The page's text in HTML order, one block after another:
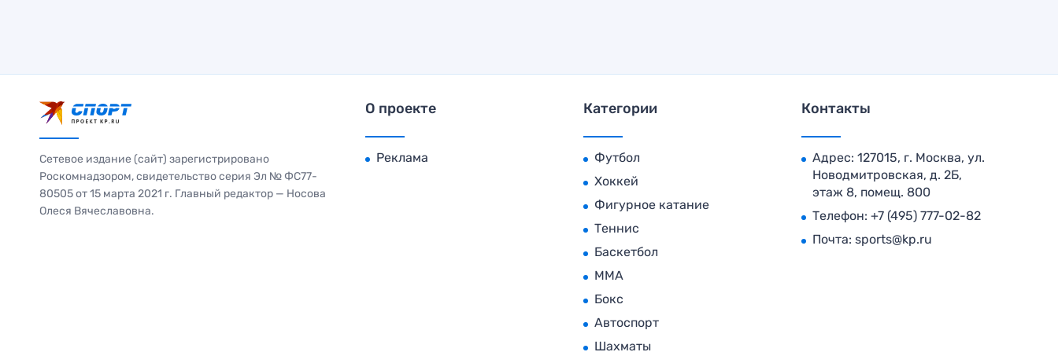
Сетевое издание (сайт) зарегистрировано
Роскомнадзором, свидетельство серия Эл № ФС77-
80505 от 15 марта 2021 г. Главный редактор — Носова
Олеся Вячеславовна.
О проекте
Реклама
Категории
Футбол
Хоккей
Фигурное катание
Теннис
Баскетбол
MMA
Бокс
Автоспорт
Шахматы
Контакты
Адрес: 127015, г. Москва, ул.
Новодмитровская, д. 2Б,
этаж 8, помещ. 800
Телефон: +7 (495) 777-02-82
Почта: sports@kp.ru